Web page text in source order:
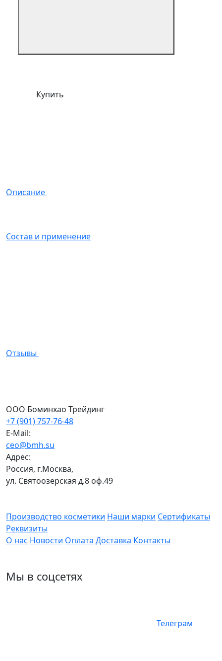
Купить
Описание
Состав и применение
Отзывы
ООО Боминхао Трейдинг
+7 (901) 757-76-48
E-Mail:
ceo@bmh.su
Адрес:
Россия, г.Москва,
ул. Святоозерская д.8 оф.49
Производство косметики Наши марки Сертификаты
Реквизиты
О нас Новости Оплата Доставка Контакты
Мы в соцсетях
Телеграм